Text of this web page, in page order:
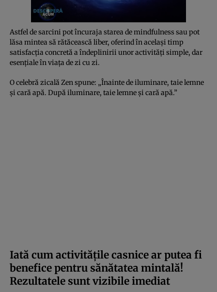
Astfel de sarcini pot încuraja starea de mindfulness sau pot
lăsa mintea să rătăcească liber, oferind în același timp
satisfacția concretă a îndeplinirii unor activități simple, dar
esențiale în viața de zi cu zi.
O celebră zicală Zen spune: „Înainte de iluminare, taie lemne
și cară apă. După iluminare, taie lemne și cară apă.”
Iată cum activitățile casnice ar putea fi
benefice pentru sănătatea mintală!
Rezultatele sunt vizibile imediat